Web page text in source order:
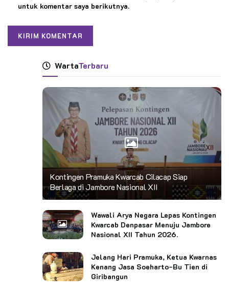
untuk komentar saya berikutnya.
WartaTerbaru
Kontingen Pramuka Kwarcab Cilacap Siap
Berlaga di Jambore Nasional XII
Wawali Arya Negara Lepas Kontingen
Kwarcab Denpasar Menuju Jambore
Nasional XII Tahun 2026.
Jelang Hari Pramuka, Ketua Kwarnas
Kenang Jasa Soeharto-Bu Tien di
Giribangun